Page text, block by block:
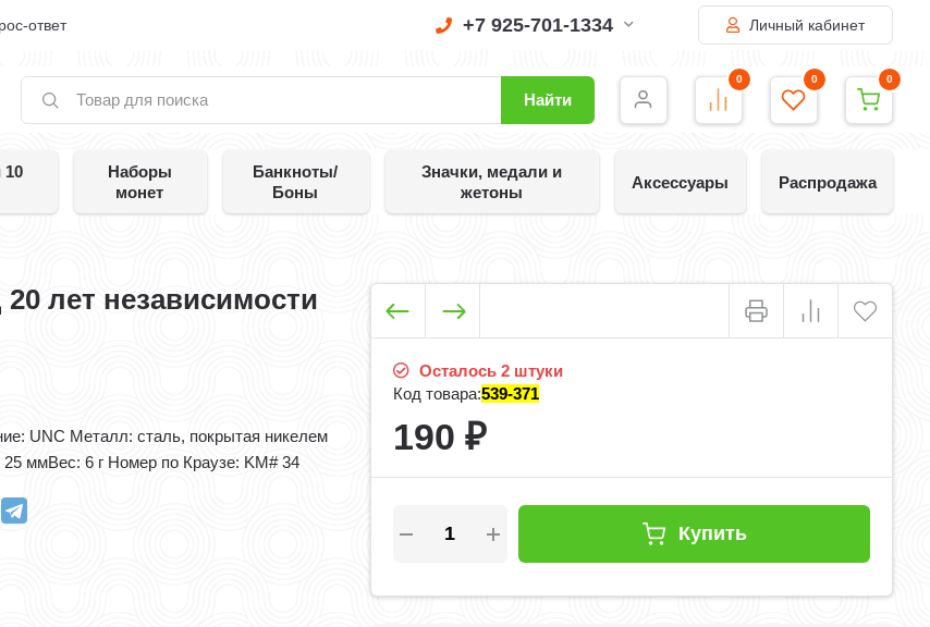
ответ +7 925-701-1334 Личный кабинет
Найти
0 0 0
10
Наборы
монет
Банкноты/
Боны
Значки, медали и
жетоны
Аксессуары Распродажа
20 лет независимости
UNC Металл: сталь, покрытая никелем​
мм​ Вес: 6 г Номер по Краузе: KM# 34
Осталось 2 штуки
Код товара:539-371
190 ₽
Купить